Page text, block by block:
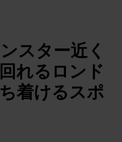
スター近く
れるロンド
着けるスポ